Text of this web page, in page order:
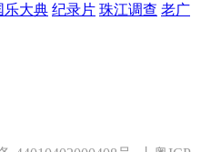
乐大典 纪录片 珠江调查 老广